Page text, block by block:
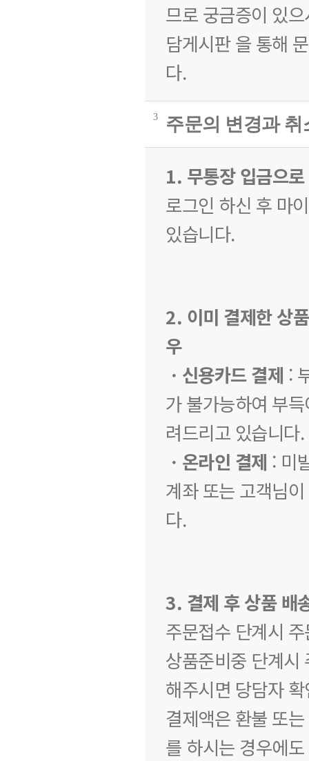
므로 궁금증이 있
담게시판을 통해
다.
3 주문의 변경과 취
1. 무통장 입금으
로그인 하신 후 마
있습니다.
2. 이미 결제한 상
우
ㆍ신용카드 결제 :
가 불가능하여 부
려드리고 있습니다.
ㆍ온라인 결제 : 미
계좌 또는 고객님
다.
3. 결제 후 상품 배
주문접수 단계시
상품준비중 단계시
해주시면 당담자
결제액은 환불 또
를 하시는 경우에